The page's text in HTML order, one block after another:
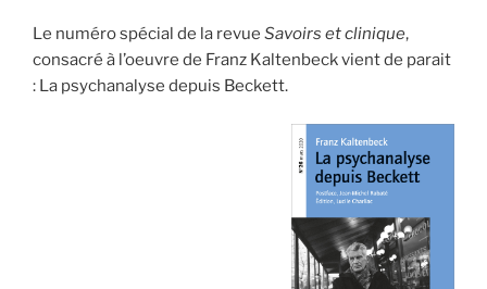
Le numéro spécial de la revue Savoirs et clinique,
consacré à l’oeuvre de Franz Kaltenbeck vient de parait
: La psychanalyse depuis Beckett.